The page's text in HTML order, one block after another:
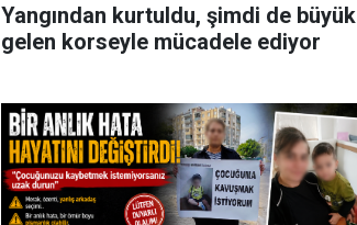
Yangından kurtuldu, şimdi de büyük
gelen korseyle mücadele ediyor